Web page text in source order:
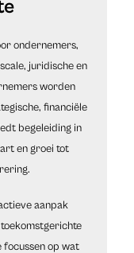
ondernemers,
juridische en
worden
financiële
begeleiding in
en groei tot
aanpak
focussen op wat